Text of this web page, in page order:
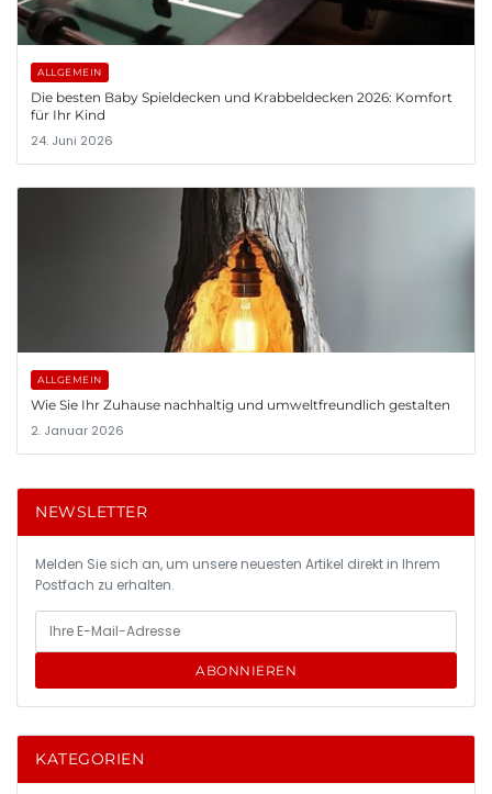
ALLGEMEIN
Die besten Baby Spieldecken und Krabbeldecken 2026: Komfort
für Ihr Kind
24. Juni 2026
ALLGEMEIN
Wie Sie Ihr Zuhause nachhaltig und umweltfreundlich gestalten
2. Januar 2026
NEWSLETTER
Melden Sie sich an, um unsere neuesten Artikel direkt in Ihrem
Postfach zu erhalten.
ABONNIEREN
KATEGORIEN